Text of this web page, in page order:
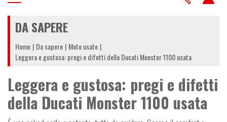
DA SAPERE
Home Da sapere Moto usate
Leggera e gustosa: pregi e difetti della Ducati Monster 1100 usata
Leggera e gustosa: pregi e difetti
della Ducati Monster 1100 usata